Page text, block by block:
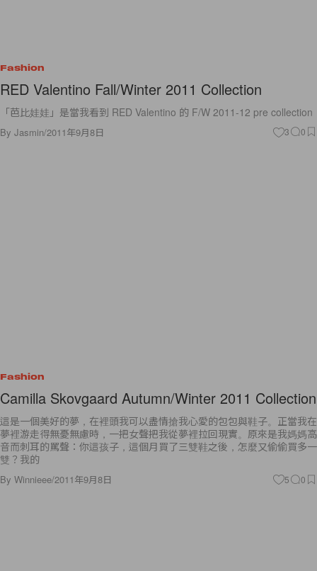
Fashion
RED Valentino Fall/Winter 2011 Collection
「芭比娃娃」是當我看到 RED Valentino 的 F/W 2011-12 pre collection
By Jasmin/2011年9月8日 3 0
Fashion
Camilla Skovgaard Autumn/Winter 2011 Collection
這是一個美好的夢，在裡頭我可以盡情搶我心愛的包包與鞋子。正當我在
夢裡游走得無憂無慮時，一把女聲把我從夢裡拉回現實。原來是我媽媽高
音而刺耳的罵聲：你這孩子，這個月買了三雙鞋之後，怎麼又偷偷買多一
雙？我的
By Winnieee/2011年9月8日 5 0